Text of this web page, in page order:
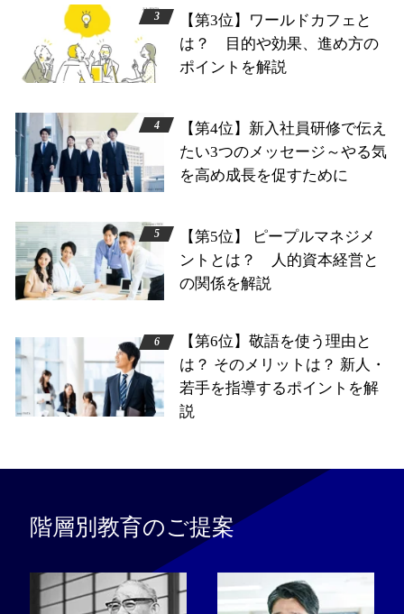
【第3位】ワールドカフェと
は？ 目的や効果、進め方の
ポイントを解説
【第4位】新入社員研修で伝え
たい3つのメッセージ～やる気
を高め成長を促すために
【第5位】 ピープルマネジメ
ントとは？ 人的資本経営と
の関係を解説
【第6位】敬語を使う理由と
は？ そのメリットは？ 新人・
若手を指導するポイントを解
説
階層別教育のご提案